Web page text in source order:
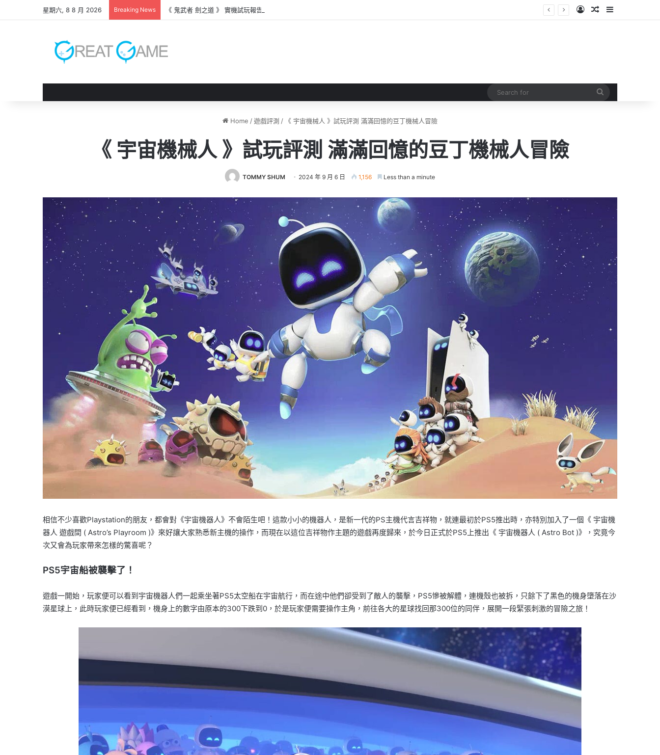
星期六, 8 8 月 2026 Breaking News 《 鬼武者 劍之道 》 實機試玩報告 源義經將是事件的起源！？ Log InRandom Article
Sidebar
Home /遊戲評測 / 《 宇宙機械人 》試玩評測 滿滿回憶的豆丁機械人冒險
《 宇宙機械人 》試玩評測 滿滿回憶的豆丁機械人冒險
TOMMY SHUM 2024 年 9 月 6 日 1,156 Less than a minute
相信不少喜歡Playstation的朋友，都會對《宇宙機器人》不會陌生吧！這款小小的機器人，是新一代的PS主機代言吉祥物，就連最初於PS5推出時，亦特別加入了一個《 宇宙機
器人 遊戲間 ( Astro’s Playroom )》來好讓大家熟悉新主機的操作，而現在以這位吉祥物作主題的遊戲再度歸來，於今日正式於PS5上推出《 宇宙機器人 ( Astro Bot )》，究竟今
次又會為玩家帶來怎樣的驚喜呢？
PS5宇宙船被襲擊了！
遊戲一開始，玩家便可以看到宇宙機器人們一起乘坐著PS5太空船在宇宙航行，而在途中他們卻受到了敵人的襲擊，PS5慘被解體，連機殼也被拆，只餘下了黑色的機身墮落在沙
漠星球上，此時玩家便已經看到，機身上的數字由原本的300下跌到0，於是玩家便需要操作主角，前往各大的星球找回那300位的同伴，展開一段緊張刺激的冒險之旅！